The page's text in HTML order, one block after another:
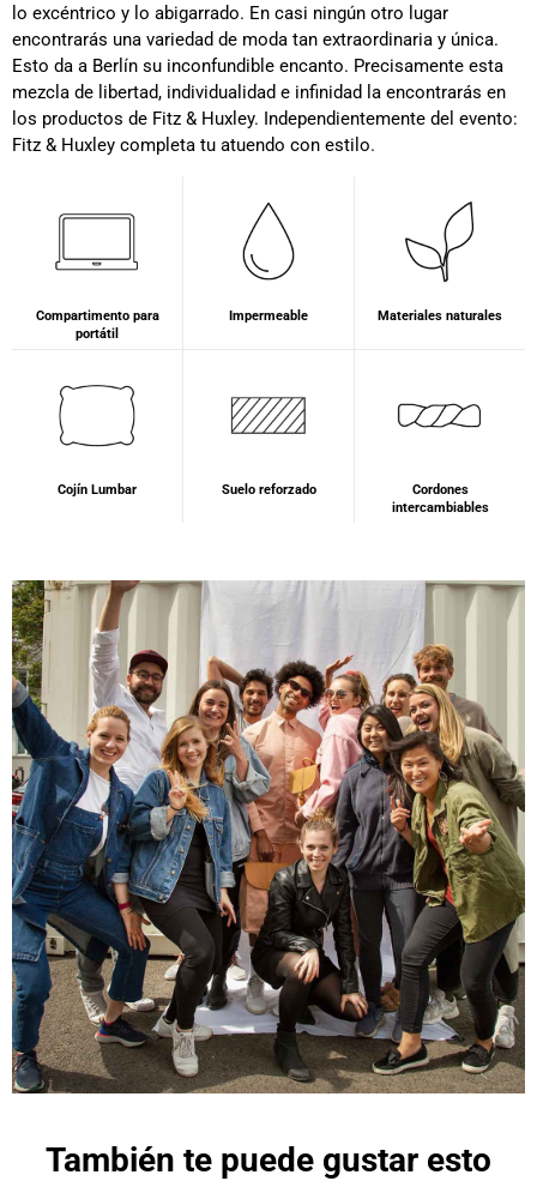
lo excéntrico y lo abigarrado. En casi ningún otro lugar
encontrarás una variedad de moda tan extraordinaria y única.
Esto da a Berlín su inconfundible encanto. Precisamente esta
mezcla de libertad, individualidad e infinidad la encontrarás en
los productos de Fitz & Huxley. Independientemente del evento:
Fitz & Huxley completa tu atuendo con estilo.
Compartimento para
portátil
Impermeable Materiales naturales
Cojín Lumbar Suelo reforzado
Cordones
intercambiables
También te puede gustar esto